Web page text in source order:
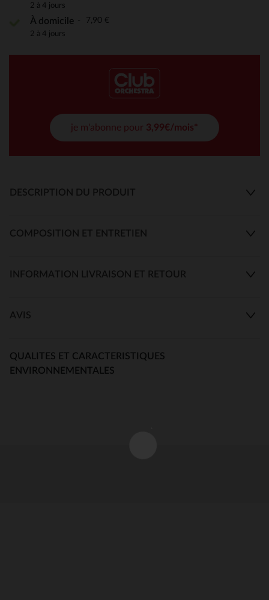
2 à 4 jours
À domicile 7,90 €
2 à 4 jours
je m'abonne pour 3,99€/mois*
DESCRIPTION DU PRODUIT
COMPOSITION ET ENTRETIEN
INFORMATION LIVRAISON ET RETOUR
AVIS
QUALITES ET CARACTERISTIQUES
ENVIRONNEMENTALES